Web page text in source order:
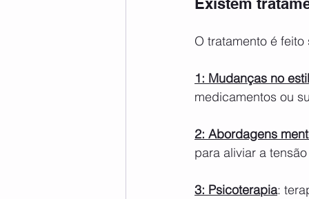
O tratamento é
1: Mudanças no
medicamentos ou
2: Abordagens
para aliviar a
3: Psicoterapia: